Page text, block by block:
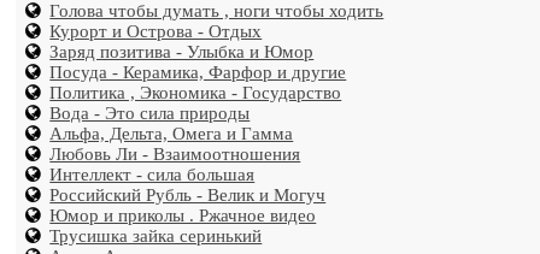
Голова чтобы думать , ноги чтобы ходить
Курорт и Острова - Отдых
Заряд позитива - Улыбка и Юмор
Посуда - Керамика, Фарфор и другие
Политика , Экономика - Государство
Вода - Это сила природы
Альфа, Дельта, Омега и Гамма
Любовь Ли - Взаимоотношения
Интеллект - сила большая
Российский Рубль - Велик и Могуч
Юмор и приколы . Ржачное видео
Трусишка зайка серинький